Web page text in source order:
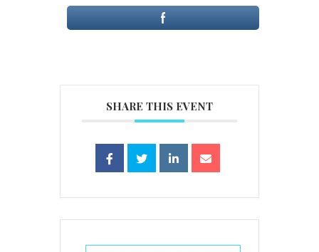
SHARE THIS EVENT